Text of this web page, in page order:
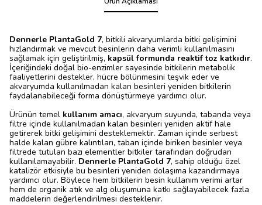
Dennerle PlantaGold 7, bitkili akvaryumlarda bitki gelişimini
hızlandırmak ve mevcut besinlerin daha verimli kullanılmasını
sağlamak için geliştirilmiş, kapsül formunda reaktif toz katkıdır.
İçeriğindeki doğal bio-enzimler sayesinde bitkilerin metabolik
faaliyetlerini destekler, hücre bölünmesini teşvik eder ve
akvaryumda kullanılmadan kalan besinleri yeniden bitkilerin
faydalanabileceği forma dönüştürmeye yardımcı olur.
Ürünün temel kullanım amacı, akvaryum suyunda, tabanda veya
filtre içinde kullanılmadan kalan besinleri yeniden aktif hale
getirerek bitki gelişimini desteklemektir. Zaman içinde serbest
halde kalan gübre kalıntıları, taban içinde biriken besinler veya
filtrede tutulan bazı elementler bitkiler tarafından doğrudan
kullanılamayabilir. Dennerle PlantaGold 7, sahip olduğu özel
katalizör etkisiyle bu besinleri yeniden dolaşıma kazandırmaya
yardımcı olur. Böylece hem bitkilerin besin kullanım verimi artar
hem de organik atık ve alg oluşumuna katkı sağlayabilecek fazla
maddelerin değerlendirilmesi desteklenir.